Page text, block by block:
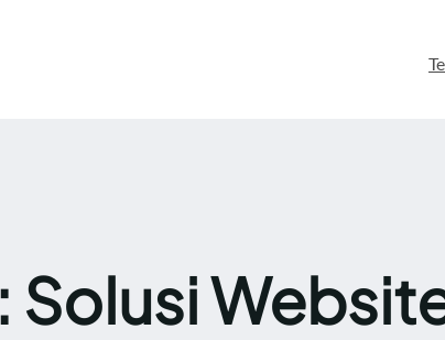
Solusi